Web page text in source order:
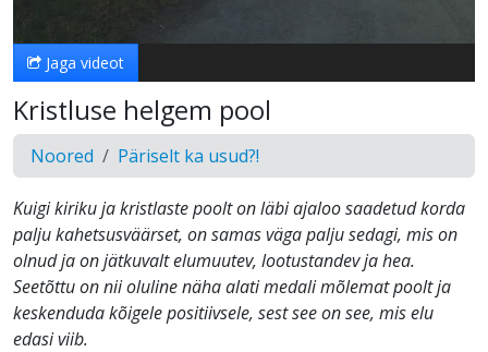
Jaga videot
Kristluse helgem pool
Noored Päriselt ka usud?!
Kuigi kiriku ja kristlaste poolt on läbi ajaloo saadetud korda
palju kahetsusväärset, on samas väga palju sedagi, mis on
olnud ja on jätkuvalt elumuutev, lootustandev ja hea.
Seetõttu on nii oluline näha alati medali mõlemat poolt ja
keskenduda kõigele positiivsele, sest see on see, mis elu
edasi viib.